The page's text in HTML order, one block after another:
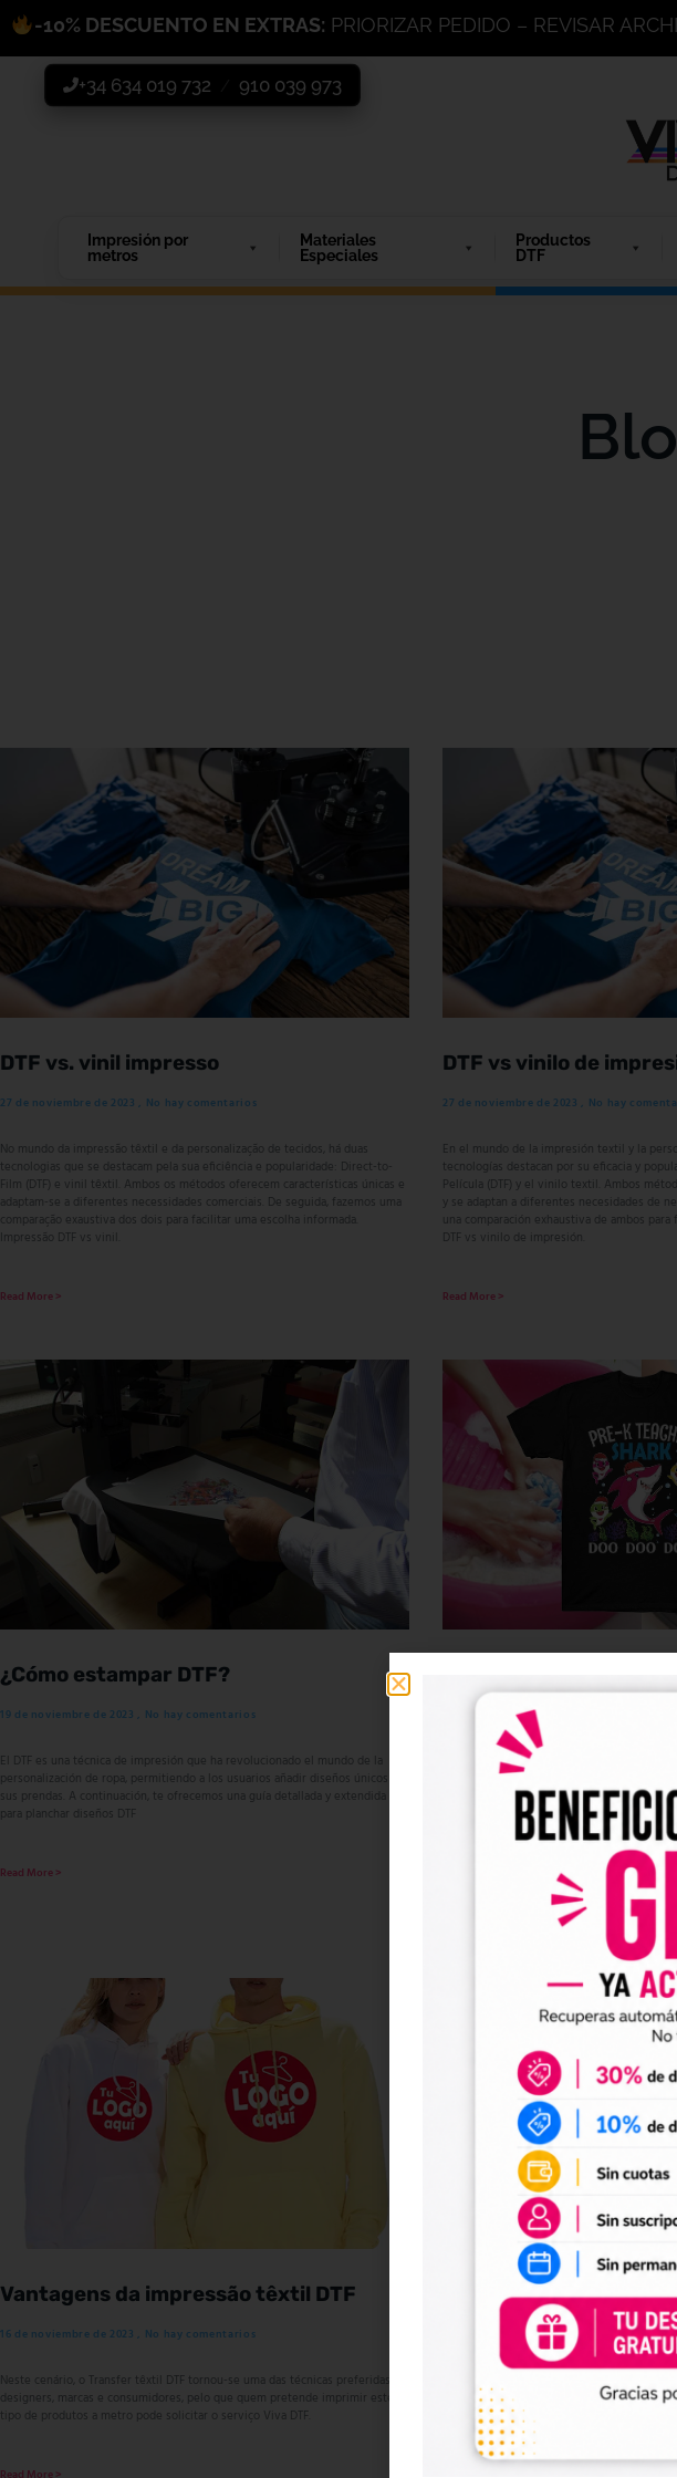
-10% DESCUENTO EN EXTRAS: PRIORIZAR PEDIDO – REVISAR
+34 634 019 732 910 039 973
Impresión por
metros
Materiales
Especiales
Productos
DTF
DTF vs. vinil impresso
27 de noviembre de 2023 No hay comentarios
No mundo da impressão têxtil e da personalização de tecidos, há duas
tecnologias que se destacam pela sua eficiência e popularidade: Direct-to-
Film (DTF) e vinil têxtil. Ambos os métodos oferecem características únicas e
adaptam-se a diferentes necessidades comerciais. De seguida, fazemos uma
comparação exaustiva dos dois para facilitar uma escolha informada.
Impressão DTF vs vinil.
Read More >
DTF vs vinilo de
27 de noviembre de 2023 No hay
En el mundo de la impresión textil y la
tecnologías destacan por su eficacia y
Película (DTF) y el vinilo textil. Ambos
y se adaptan a diferentes necesidades de
una comparación exhaustiva de ambos
DTF vs vinilo de impresión.
Read More >
¿Cómo estampar DTF?
19 de noviembre de 2023 No hay comentarios
El DTF es una técnica de impresión que ha revolucionado el mundo de la
personalización de ropa, permitiendo a los usuarios añadir diseños únicos a
sus prendas. A continuación, te ofrecemos una guía detallada y extendida
para planchar diseños DTF
Read More >
vestuário duram no
18 de noviembre de 2023 No hay
A durabilidade das estampagens DTF é
qualidade do material utilizado, a tinta
cuidados posteriores com a peça de
DTF mantêm a sua integridade após mais
variar consoante as circunstâncias
Vantagens da impressão têxtil DTF
16 de noviembre de 2023 No hay comentarios
Neste cenário, o Transfer têxtil DTF tornou-se uma das técnicas preferidas de
designers, marcas e consumidores, pelo que quem pretende imprimir este
tipo de produtos a metro pode solicitar o serviço Viva DTF.
Read More >
Ventajas de la
16 de noviembre de 2023 No hay
En este escenario, el Transfer DTF textil
técnicas favoritas de los diseñadores, las
que quienes busquen imprimir este tipo de
solicitar el servicio de Viva DTF